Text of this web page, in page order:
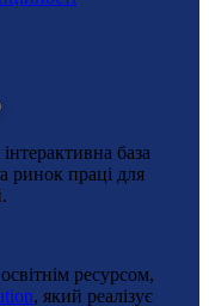
база
ринок праці для
ресурсом,
, який реалізує